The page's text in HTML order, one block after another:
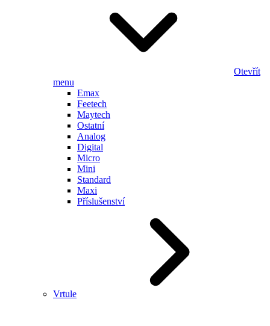
Otevřít
menu
Emax
Feetech
Maytech
Ostatní
Analog
Digital
Micro
Mini
Standard
Maxi
Příslušenství
Vrtule